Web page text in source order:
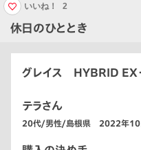
休日のひととき
いいね！ 2
グレイス HYBRID EX
テラさん
20代/男性/島根県 2022年10